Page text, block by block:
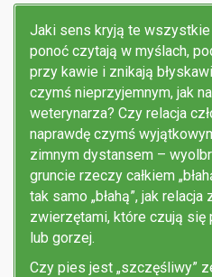
Jaki sens kryją te
ponoć czytają w myślach,
przy kawie i znikają
czymś nieprzyjemnym, jak
weterynarza? Czy relacja
naprawdę czymś
zimnym dystansem –
gruncie rzeczy całkiem
tak samo „błahą”, jak
zwierzętami, które czują
lub gorzej.
Czy pies jest „szczęśliwy”